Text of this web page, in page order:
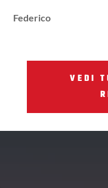
Federico
VEDI